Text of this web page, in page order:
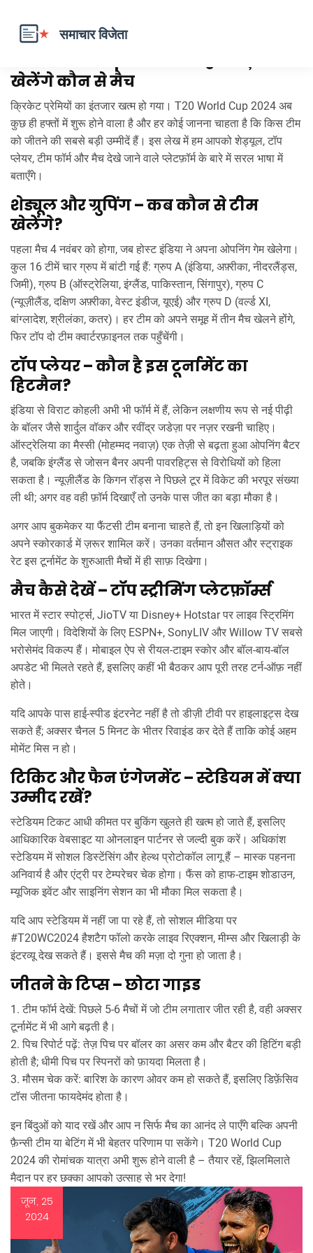
T20 World Cup 2024: क्या है नया, कब
खेलेंगे कौन से मैच
क्रिकेट प्रेमियों का इंतजार खत्म हो गया। T20 World Cup 2024 अब
कुछ ही हफ्तों में शुरू होने वाला है और हर कोई जानना चाहता है कि किस टीम
को जीतने की सबसे बड़ी उम्मीदें हैं। इस लेख में हम आपको शेड्यूल, टॉप
प्लेयर, टीम फॉर्म और मैच देखे जाने वाले प्लेटफ़ॉर्म के बारे में सरल भाषा में
बताएँगे।
शेड्यूल और ग्रुपिंग – कब कौन से टीम
खेलेंगे?
पहला मैच 4 नवंबर को होगा, जब होस्ट इंडिया ने अपना ओपनिंग गेम खेलेगा।
कुल 16 टीमें चार ग्रुप में बांटी गई हैं: ग्रुप A (इंडिया, अफ़्रीका, नीदरलैंड्स,
जिमी), ग्रुप B (ऑस्ट्रेलिया, इंग्लैंड, पाकिस्तान, सिंगापुर), ग्रुप C
(न्यूज़ीलैंड, दक्षिण अफ़्रीका, वेस्ट इंडीज, यूएई) और ग्रुप D (वर्ल्ड XI,
बांग्लादेश, श्रीलंका, कतर)। हर टीम को अपने समूह में तीन मैच खेलने होंगे,
फिर टॉप दो टीम क्वार्टरफ़ाइनल तक पहुँचेंगी।
टॉप प्लेयर – कौन है इस टूर्नामेंट का
हिटमैन?
इंडिया से विराट कोहली अभी भी फॉर्म में हैं, लेकिन लक्षणीय रूप से नई पीढ़ी
के बॉलर जैसे शार्दुल वॉकर और रवींद्र जडेज़ा पर नज़र रखनी चाहिए।
ऑस्ट्रेलिया का मैस्सी (मोहम्मद नवाज़) एक तेज़ी से बढ़ता हुआ ओपनिंग बैटर
है, जबकि इंग्लैंड से जोसन बैनर अपनी पावरहिट्स से विरोधियों को हिला
सकता है। न्यूज़ीलैंड के किगन रॉड्स ने पिछले टूर में विकेट की भरपूर संख्या
ली थी; अगर वह वही फ़ॉर्म दिखाएँ तो उनके पास जीत का बड़ा मौका है।
अगर आप बुकमेकर या फैंटसी टीम बनाना चाहते हैं, तो इन खिलाड़ियों को
अपने स्कोरकार्ड में ज़रूर शामिल करें। उनका वर्तमान औसत और स्ट्राइक
रेट इस टूर्नामेंट के शुरुआती मैचों में ही साफ़ दिखेगा।
मैच कैसे देखें – टॉप स्ट्रीमिंग प्लेटफ़ॉर्म्स
भारत में स्टार स्पोर्ट्स, JioTV या Disney+ Hotstar पर लाइव स्ट्रिमिंग
मिल जाएगी। विदेशियों के लिए ESPN+, SonyLIV और Willow TV सबसे
भरोसेमंद विकल्प हैं। मोबाइल ऐप से रीयल‑टाइम स्कोर और बॉल‑बाय‑बॉल
अपडेट भी मिलते रहते हैं, इसलिए कहीं भी बैठकर आप पूरी तरह टर्न-ऑफ़ नहीं
होते।
यदि आपके पास हाई‑स्पीड इंटरनेट नहीं है तो डीज़ी टीवी पर हाइलाइट्स देख
सकते हैं; अक्सर चैनल 5 मिनट के भीतर रिवाइंड कर देते हैं ताकि कोई अहम
मोमेंट मिस न हो।
टिकिट और फैन एंगेजमेंट – स्टेडियम में क्या
उम्मीद रखें?
स्टेडियम टिकट आधी कीमत पर बुकिंग खुलते ही खत्म हो जाते हैं, इसलिए
आधिकारिक वेबसाइट या ओनलाइन पार्टनर से जल्दी बुक करें। अधिकांश
स्टेडियम में सोशल डिस्टेंसिंग और हेल्थ प्रोटोकॉल लागू हैं – मास्क पहनना
अनिवार्य है और एंट्री पर टेम्परेचर चेक होगा। फैंस को हाफ‑टाइम शोडाउन,
म्यूजिक इवेंट और साइनिंग सेशन का भी मौका मिल सकता है।
यदि आप स्टेडियम में नहीं जा पा रहे हैं, तो सोशल मीडिया पर
#T20WC2024 हैशटैग फॉलो करके लाइव रिएक्शन, मीम्स और खिलाड़ी के
इंटरव्यू देख सकते हैं। इससे मैच की मज़ा दो गुना हो जाता है।
जीतने के टिप्स – छोटा गाइड
1. टीम फॉर्म देखें: पिछले 5-6 मैचों में जो टीम लगातार जीत रही है, वही अक्सर
टूर्नामेंट में भी आगे बढ़ती है।
2. पिच रिपोर्ट पढ़ें: तेज़ पिच पर बॉलर का असर कम और बैटर की हिटिंग बड़ी
होती है; धीमी पिच पर स्पिनरों को फ़ायदा मिलता है।
3. मौसम चेक करें: बारिश के कारण ओवर कम हो सकते हैं, इसलिए डिफ़ेंसिव
टॉस जीतना फायदेमंद होता है।
इन बिंदुओं को याद रखें और आप न सिर्फ मैच का आनंद ले पाएँगे बल्कि अपनी
फ़ैन्सी टीम या बेटिंग में भी बेहतर परिणाम पा सकेंगे। T20 World Cup
2024 की रोमांचक यात्रा अभी शुरू होने वाली है – तैयार रहें, झिलमिलाते
मैदान पर हर छक्का आपको उत्साह से भर देगा!
जून, 25
2024